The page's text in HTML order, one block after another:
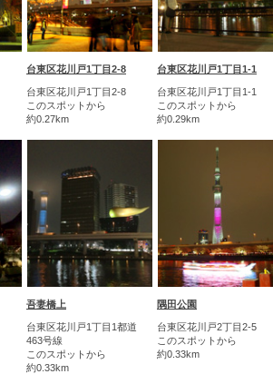
台東区花川戸1丁目2-8
台東区花川戸1丁目2-8
このスポットから
約0.27km
台東区花川戸1丁目1-1
台東区花川戸1丁目1-1
このスポットから
約0.29km
吾妻橋上
台東区花川戸1丁目1都道
463号線
このスポットから
約0.33km
隅田公園
台東区花川戸2丁目2-5
このスポットから
約0.33km